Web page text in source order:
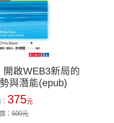
啟WEB3新局的
與潛能(epub)
375元
：500元